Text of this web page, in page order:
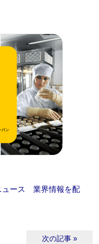
ース 業界情報を配
次の記事 »